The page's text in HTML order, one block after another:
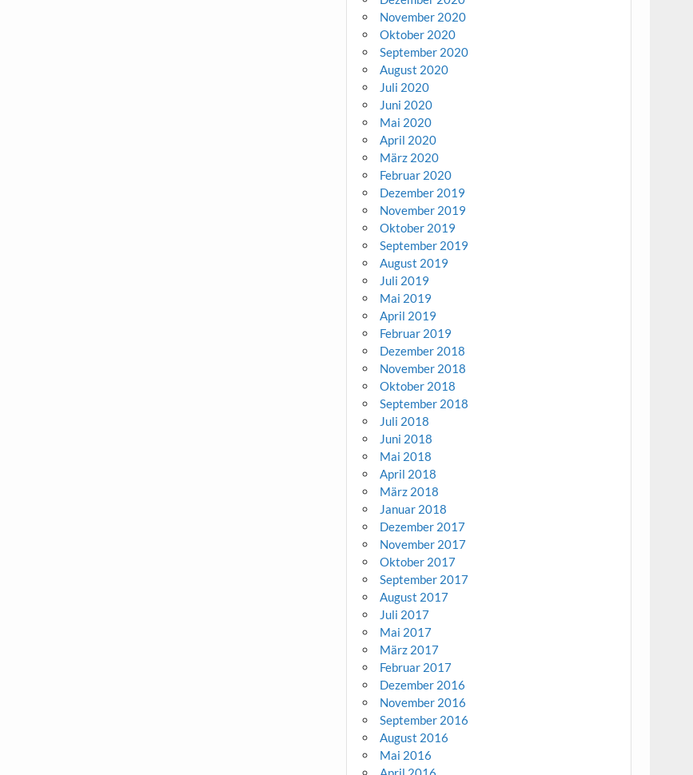
November 2020
Oktober 2020
September 2020
August 2020
Juli 2020
Juni 2020
Mai 2020
April 2020
März 2020
Februar 2020
Dezember 2019
November 2019
Oktober 2019
September 2019
August 2019
Juli 2019
Mai 2019
April 2019
Februar 2019
Dezember 2018
November 2018
Oktober 2018
September 2018
Juli 2018
Juni 2018
Mai 2018
April 2018
März 2018
Januar 2018
Dezember 2017
November 2017
Oktober 2017
September 2017
August 2017
Juli 2017
Mai 2017
März 2017
Februar 2017
Dezember 2016
November 2016
September 2016
August 2016
Mai 2016